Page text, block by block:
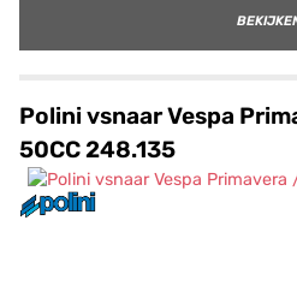
Polini vsnaar Vespa
50CC 248.135